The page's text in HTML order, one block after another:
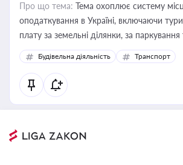
Про що тема: Тема охоплює систему
оподаткування в Україні, включаючи
Будівельна діяльність Транспорт